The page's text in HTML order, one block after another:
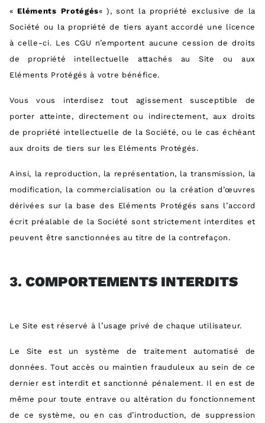
« Eléments Protégés« ), sont la propriété exclusive de la
Société ou la propriété de tiers ayant accordé une licence
à celle-ci. Les CGU n’emportent aucune cession de droits
de propriété intellectuelle attachés au Site ou aux
Eléments Protégés à votre bénéfice.
Vous vous interdisez tout agissement susceptible de
porter atteinte, directement ou indirectement, aux droits
de propriété intellectuelle de la Société, ou le cas échéant
aux droits de tiers sur les Eléments Protégés.
Ainsi, la reproduction, la représentation, la transmission, la
modification, la commercialisation ou la création d’œuvres
dérivées sur la base des Eléments Protégés sans l’accord
écrit préalable de la Société sont strictement interdites et
peuvent être sanctionnées au titre de la contrefaçon.
3. COMPORTEMENTS INTERDITS
Le Site est réservé à l’usage privé de chaque utilisateur.
Le Site est un système de traitement automatisé de
données. Tout accès ou maintien frauduleux au sein de ce
dernier est interdit et sanctionné pénalement. Il en est de
même pour toute entrave ou altération du fonctionnement
de ce système, ou en cas d’introduction, de suppression